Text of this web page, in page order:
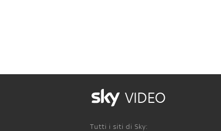
VIDEO
Tutti i siti di Sky: